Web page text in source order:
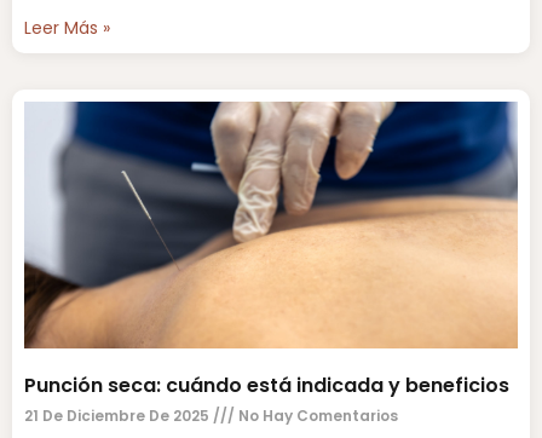
Leer Más »
Punción seca: cuándo está indicada y beneficios
21 De Diciembre De 2025 No Hay Comentarios